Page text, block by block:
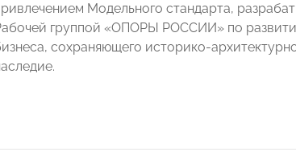
Модельного стандарта,
группой «ОПОРЫ РОССИИ» по
сохраняющего историко-